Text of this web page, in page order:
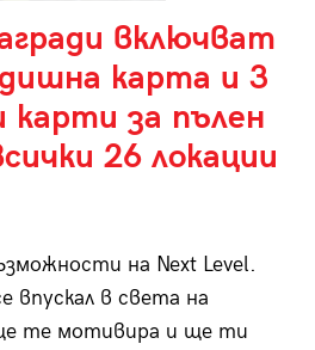
включват
карта и 3
карти за пълен
26 локации
на Next Level.
впускал в света на
те мотивира и ще ти